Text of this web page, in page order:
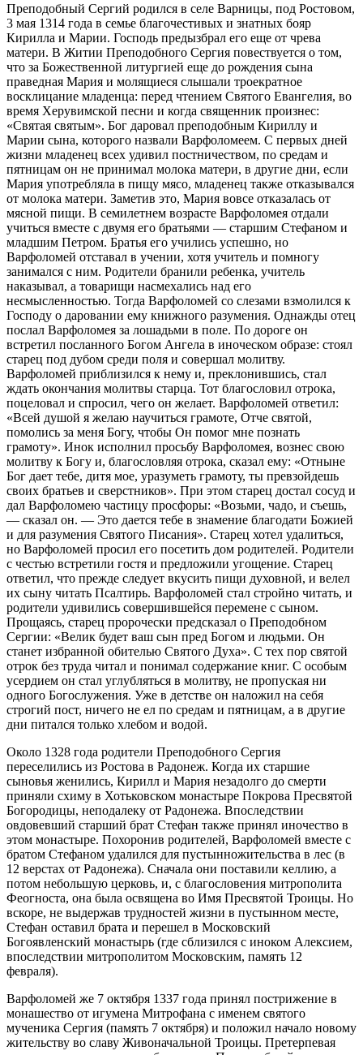
Преподобный Сергий родился в селе Варницы, под Ростовом,
3 мая 1314 года в семье благочестивых и знатных бояр
Кирилла и Марии. Господь предызбрал его еще от чрева
матери. В Житии Преподобного Сергия повествуется о том,
что за Божественной литургией еще до рождения сына
праведная Мария и молящиеся слышали троекратное
восклицание младенца: перед чтением Святого Евангелия, во
время Херувимской песни и когда священник произнес:
«Святая святым». Бог даровал преподобным Кириллу и
Марии сына, которого назвали Варфоломеем. С первых дней
жизни младенец всех удивил постничеством, по средам и
пятницам он не принимал молока матери, в другие дни, если
Мария употребляла в пищу мясо, младенец также отказывался
от молока матери. Заметив это, Мария вовсе отказалась от
мясной пищи. В семилетнем возрасте Варфоломея отдали
учиться вместе с двумя его братьями — старшим Стефаном и
младшим Петром. Братья его учились успешно, но
Варфоломей отставал в учении, хотя учитель и помногу
занимался с ним. Родители бранили ребенка, учитель
наказывал, а товарищи насмехались над его
несмысленностью. Тогда Варфоломей со слезами взмолился к
Господу о даровании ему книжного разумения. Однажды отец
послал Варфоломея за лошадьми в поле. По дороге он
встретил посланного Богом Ангела в иноческом образе: стоял
старец под дубом среди поля и совершал молитву.
Варфоломей приблизился к нему и, преклонившись, стал
ждать окончания молитвы старца. Тот благословил отрока,
поцеловал и спросил, чего он желает. Варфоломей ответил:
«Всей душой я желаю научиться грамоте, Отче святой,
помолись за меня Богу, чтобы Он помог мне познать
грамоту». Инок исполнил просьбу Варфоломея, вознес свою
молитву к Богу и, благословляя отрока, сказал ему: «Отныне
Бог дает тебе, дитя мое, уразуметь грамоту, ты превзойдешь
своих братьев и сверстников». При этом старец достал сосуд и
дал Варфоломею частицу просфоры: «Возьми, чадо, и съешь,
— сказал он. — Это дается тебе в знамение благодати Божией
и для разумения Святого Писания». Старец хотел удалиться,
но Варфоломей просил его посетить дом родителей. Родители
с честью встретили гостя и предложили угощение. Старец
ответил, что прежде следует вкусить пищи духовной, и велел
их сыну читать Псалтирь. Варфоломей стал стройно читать, и
родители удивились совершившейся перемене с сыном.
Прощаясь, старец пророчески предсказал о Преподобном
Сергии: «Велик будет ваш сын пред Богом и людьми. Он
станет избранной обителью Святого Духа». С тех пор святой
отрок без труда читал и понимал содержание книг. С особым
усердием он стал углубляться в молитву, не пропуская ни
одного Богослужения. Уже в детстве он наложил на себя
строгий пост, ничего не ел по средам и пятницам, а в другие
дни питался только хлебом и водой.
Около 1328 года родители Преподобного Сергия
переселились из Ростова в Радонеж. Когда их старшие
сыновья женились, Кирилл и Мария незадолго до смерти
приняли схиму в Хотьковском монастыре Покрова Пресвятой
Богородицы, неподалеку от Радонежа. Впоследствии
овдовевший старший брат Стефан также принял иночество в
этом монастыре. Похоронив родителей, Варфоломей вместе с
братом Стефаном удалился для пустынножительства в лес (в
12 верстах от Радонежа). Сначала они поставили келлию, а
потом небольшую церковь, и, с благословения митрополита
Феогноста, она была освящена во Имя Пресвятой Троицы. Но
вскоре, не выдержав трудностей жизни в пустынном месте,
Стефан оставил брата и перешел в Московский
Богоявленский монастырь (где сблизился с иноком Алексием,
впоследствии митрополитом Московским, память 12
февраля).
Варфоломей же 7 октября 1337 года принял пострижение в
монашество от игумена Митрофана с именем святого
мученика Сергия (память 7 октября) и положил начало новому
жительству во славу Живоначальной Троицы. Претерпевая